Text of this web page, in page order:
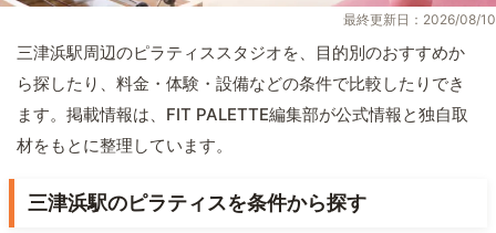
最終更新日：2026/08/10
三津浜駅周辺のピラティススタジオを、目的別のおすすめか
ら探したり、料金・体験・設備などの条件で比較したりでき
ます。掲載情報は、FIT PALETTE編集部が公式情報と独自取
材をもとに整理しています。
三津浜駅のピラティスを条件から探す